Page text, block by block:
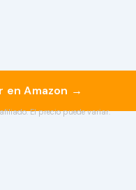
en Amazon →
El precio puede variar.